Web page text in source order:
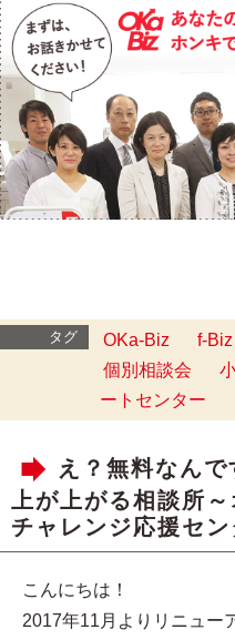
タグ OKa-Biz f-Biz
個別相談会
ートセンター
え？無料なん
上が上がる相談所
チャレンジ応援セ
こんにちは！
2017年11月よりリニュー